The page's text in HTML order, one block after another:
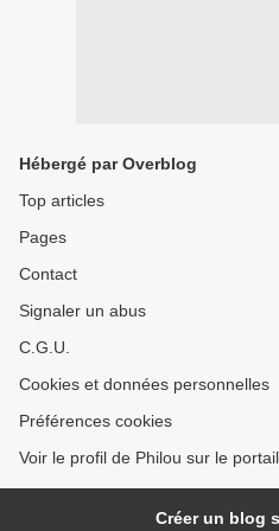
Hébergé par Overblog
Top articles
Pages
Contact
Signaler un abus
C.G.U.
Cookies et données personnelles
Préférences cookies
Voir le profil de Philou sur le
Créer un blog